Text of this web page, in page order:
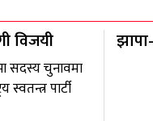
विजयी
सदस्य चुनावमा
स्वतन्त्र पार्टी